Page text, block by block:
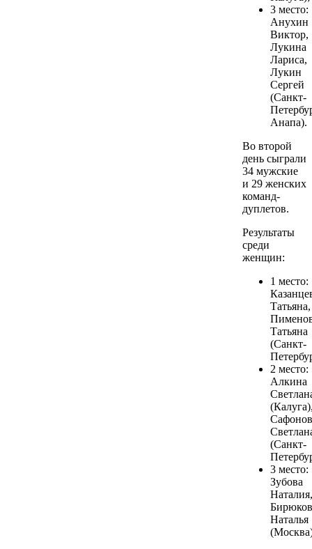
3 место:
Анухин
Виктор,
Лукина
Лариса,
Лукин
Сергей
(Санкт-
Анапа).
Во второй
день сыграли
34 мужские
и 29 женских
команд-
дуплетов.
Результаты
среди
женщин:
1 место:
Татьяна,
Татьяна
(Санкт-
2 место:
Алкина
(Санкт-
3 место:
Зубова
Наталия,
Наталья